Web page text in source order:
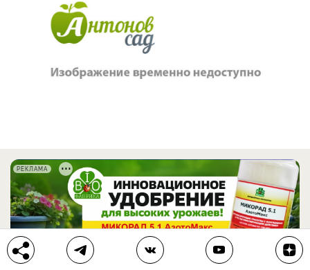
РЕКЛАМА